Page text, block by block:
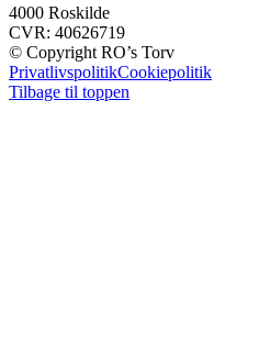
4000 Roskilde
CVR: 40626719
© Copyright RO’s Torv
PrivatlivspolitikCookiepolitik
Tilbage til toppen